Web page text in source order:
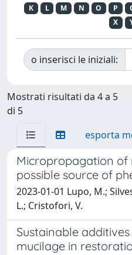
K
L M N O P
X
o inserisci le iniziali:
Mostrati risultati da 4 a 5
di 5
esporta
Micropropagation of
possible source of
2023-01-01 Lupo, M.;
L.; Cristofori, V.
Sustainable
mucilage in